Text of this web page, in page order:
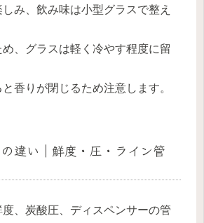
み、飲み味は小型グラスで整え
、グラスは軽く冷やす程度に留
香りが閉じるため注意します。
違い｜鮮度・圧・ライン管
、炭酸圧、ディスペンサーの管